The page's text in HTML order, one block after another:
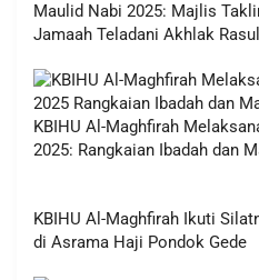
Maulid Nabi 2025: Majlis
Jamaah Teladani Akhlak
KBIHU Al-Maghfirah
2025: Rangkaian Ibadah dan
KBIHU Al-Maghfirah Ikuti
di Asrama Haji Pondok Gede